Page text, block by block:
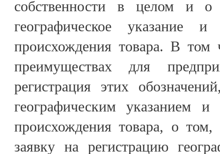
собственности в целом и о
географическое указание
происхождения товара. В том
преимуществах для
регистрация этих
географическим указанием и
происхождения товара, о том,
заявку на регистрацию